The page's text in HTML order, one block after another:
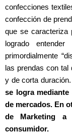
confecciones
confección de
que se caracteriza
logrado
primordialmente
las prendas con
y de corta duración.
se logra
de mercados. En
de Marketing
consumidor.